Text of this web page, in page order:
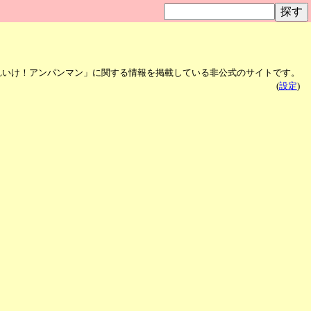
いけ！アンパンマン」に関する情報を掲載している非公式のサイトです。
(設定)